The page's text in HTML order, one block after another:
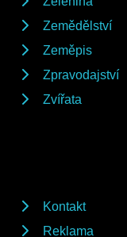
Zemědělství
Zeměpis
Zpravodajství
Zvířata
Kontakt
Reklama